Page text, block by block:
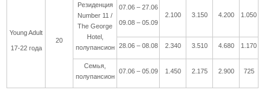
Young Adult
17-22 года
20
Резиденция
Number 11 /
The George
Hotel,
полупансион
07.06 – 27.06
09.08 – 05.09
2.100 3.150 4.200 1.050
28.06 – 08.08 2.340 3.510 4.680 1.170
Семья,
полупансион
07.06 – 05.09 1.450 2.175 2.900 725